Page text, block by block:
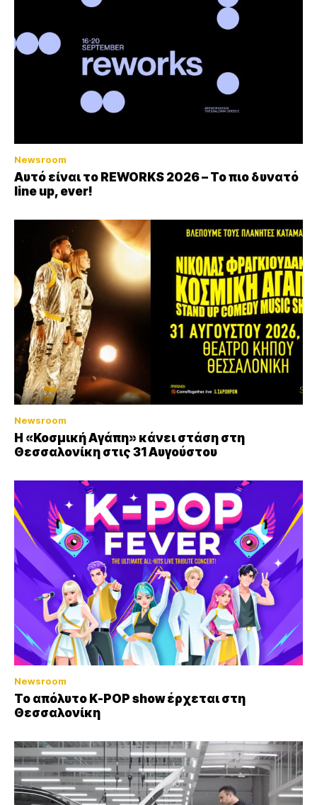
Newsroom
Αυτό είναι το REWORKS 2026 – Το πιο δυνατό
line up, ever!
Newsroom
Η «Κοσμική Αγάπη» κάνει στάση στη
Θεσσαλονίκη στις 31 Αυγούστου
Newsroom
Το απόλυτο K-POP show έρχεται στη
Θεσσαλονίκη